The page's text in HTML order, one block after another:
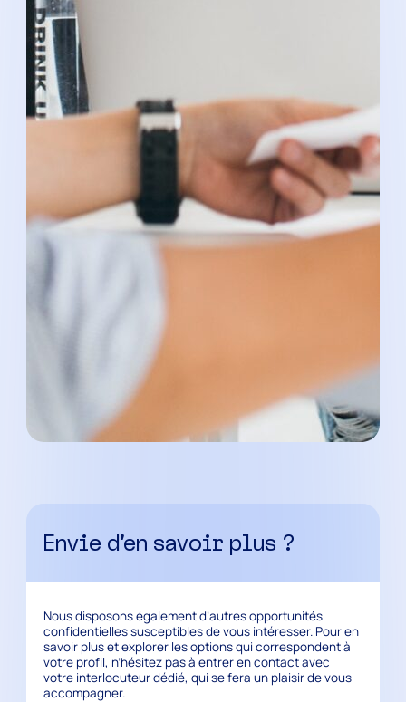
Envie d’en savoir plus ?
Nous disposons également d’autres opportunités
confidentielles susceptibles de vous intéresser. Pour en
savoir plus et explorer les options qui correspondent à
votre profil, n’hésitez pas à entrer en contact avec
votre interlocuteur dédié, qui se fera un plaisir de vous
accompagner.